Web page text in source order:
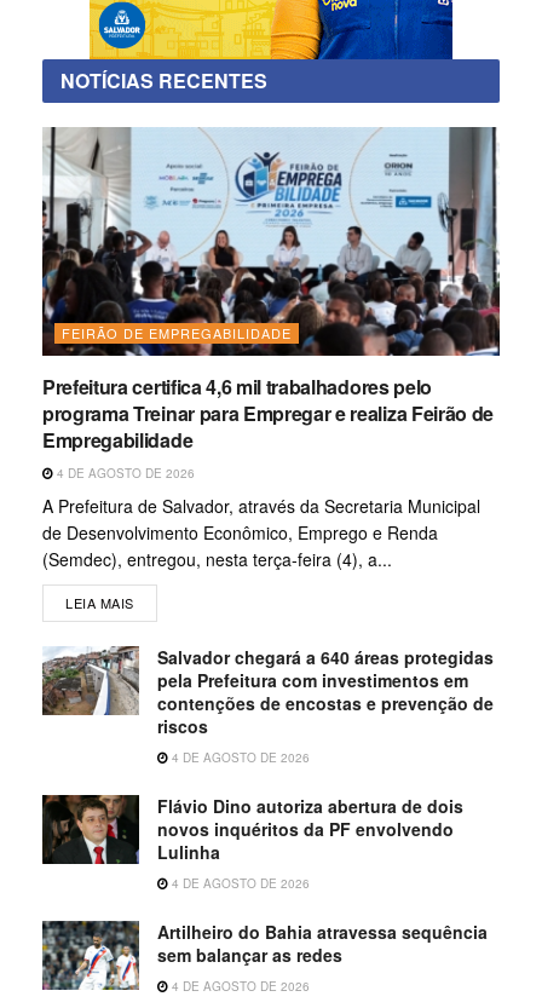
NOTÍCIAS RECENTES
FEIRÃO DE EMPREGABILIDADE
Prefeitura certifica 4,6 mil trabalhadores pelo
programa Treinar para Empregar e realiza Feirão de
Empregabilidade
4 DE AGOSTO DE 2026
A Prefeitura de Salvador, através da Secretaria Municipal
de Desenvolvimento Econômico, Emprego e Renda
(Semdec), entregou, nesta terça-feira (4), a...
LEIA MAIS
Salvador chegará a 640 áreas protegidas
pela Prefeitura com investimentos em
contenções de encostas e prevenção de
riscos
4 DE AGOSTO DE 2026
Flávio Dino autoriza abertura de dois
novos inquéritos da PF envolvendo
Lulinha
4 DE AGOSTO DE 2026
Artilheiro do Bahia atravessa sequência
sem balançar as redes
4 DE AGOSTO DE 2026